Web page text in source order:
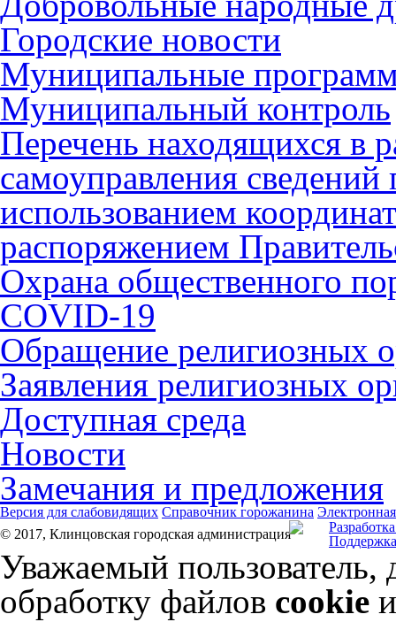
Городские новости
Муниципальные
Муниципальный контроль
Перечень находящихся в
самоуправления
использованием
распоряжением
Охрана общественного
COVID-19
Обращение религиозных
Заявления религиозных
Доступная среда
Новости
Замечания и предложения
Версия для слабовидящих Справочник горожанина
© 2017, Клинцовская городская администрация
Уважаемый пользователь,
обработку файлов cookie